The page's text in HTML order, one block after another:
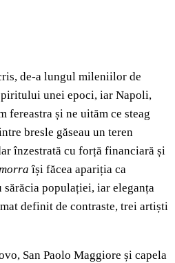
de-a lungul mileniilor de
unei epoci, iar Napoli,
fereastra și ne uităm ce steag
bresle găseau un teren
înzestrată cu forță financiară și
își făcea apariția ca
populației, iar eleganța
definit de contraste, trei artiști
San Paolo Maggiore și capela